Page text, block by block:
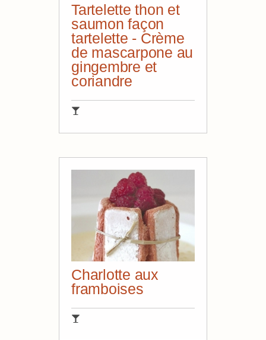
Tartelette thon et
saumon façon
tartelette - Crème
de mascarpone au
gingembre et
coriandre
Charlotte aux
framboises